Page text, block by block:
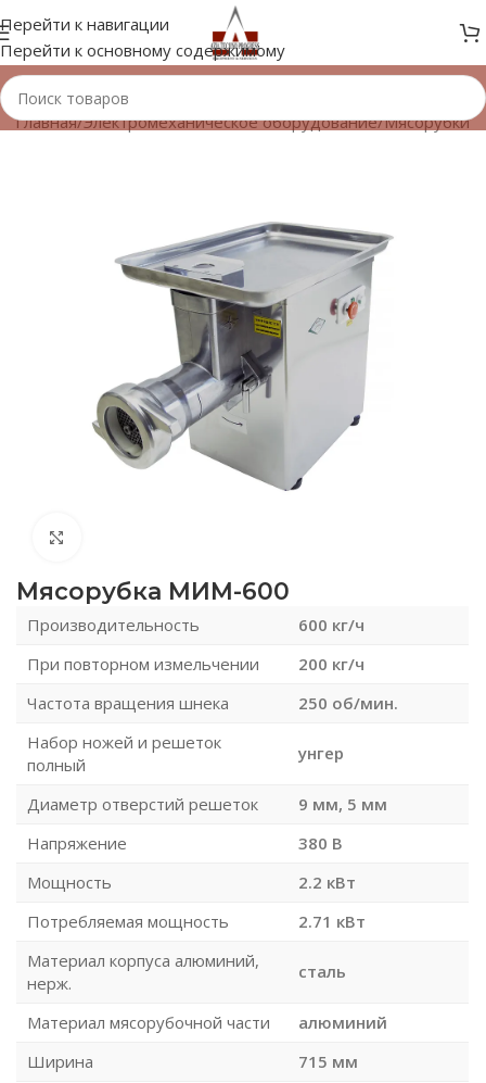
Перейти к навигации
Перейти к основному содержимому
Главная/Электромеханическое оборудование/Мясорубки
Мясорубка МИМ-600
Производительность
600 кг/ч
При повторном измельчении
200 кг/ч
Частота вращения шнека
250 об/мин.
Набор ножей и решеток
полный
унгер
Диаметр отверстий решеток
9 мм, 5 мм
Напряжение
380 В
Мощность
2.2 кВт
Потребляемая мощность
2.71 кВт
Материал корпуса алюминий,
нерж.
сталь
Материал мясорубочной части
алюминий
Ширина
715 мм